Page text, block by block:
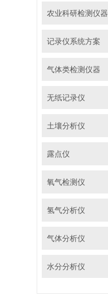
农业科研检测仪器
记录仪系统方案
气体类检测仪器
无纸记录仪
土壤分析仪
露点仪
氧气检测仪
氢气分析仪
气体分析仪
水分分析仪